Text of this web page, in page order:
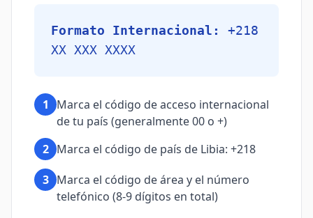
Formato Internacional:
+218
XX XXX XXXX
1
Marca el código de acceso internacional
de tu país (generalmente 00 o +)
2 Marca el código de país de Libia: +218
3 Marca el código de área y el número
telefónico (8-9 dígitos en total)